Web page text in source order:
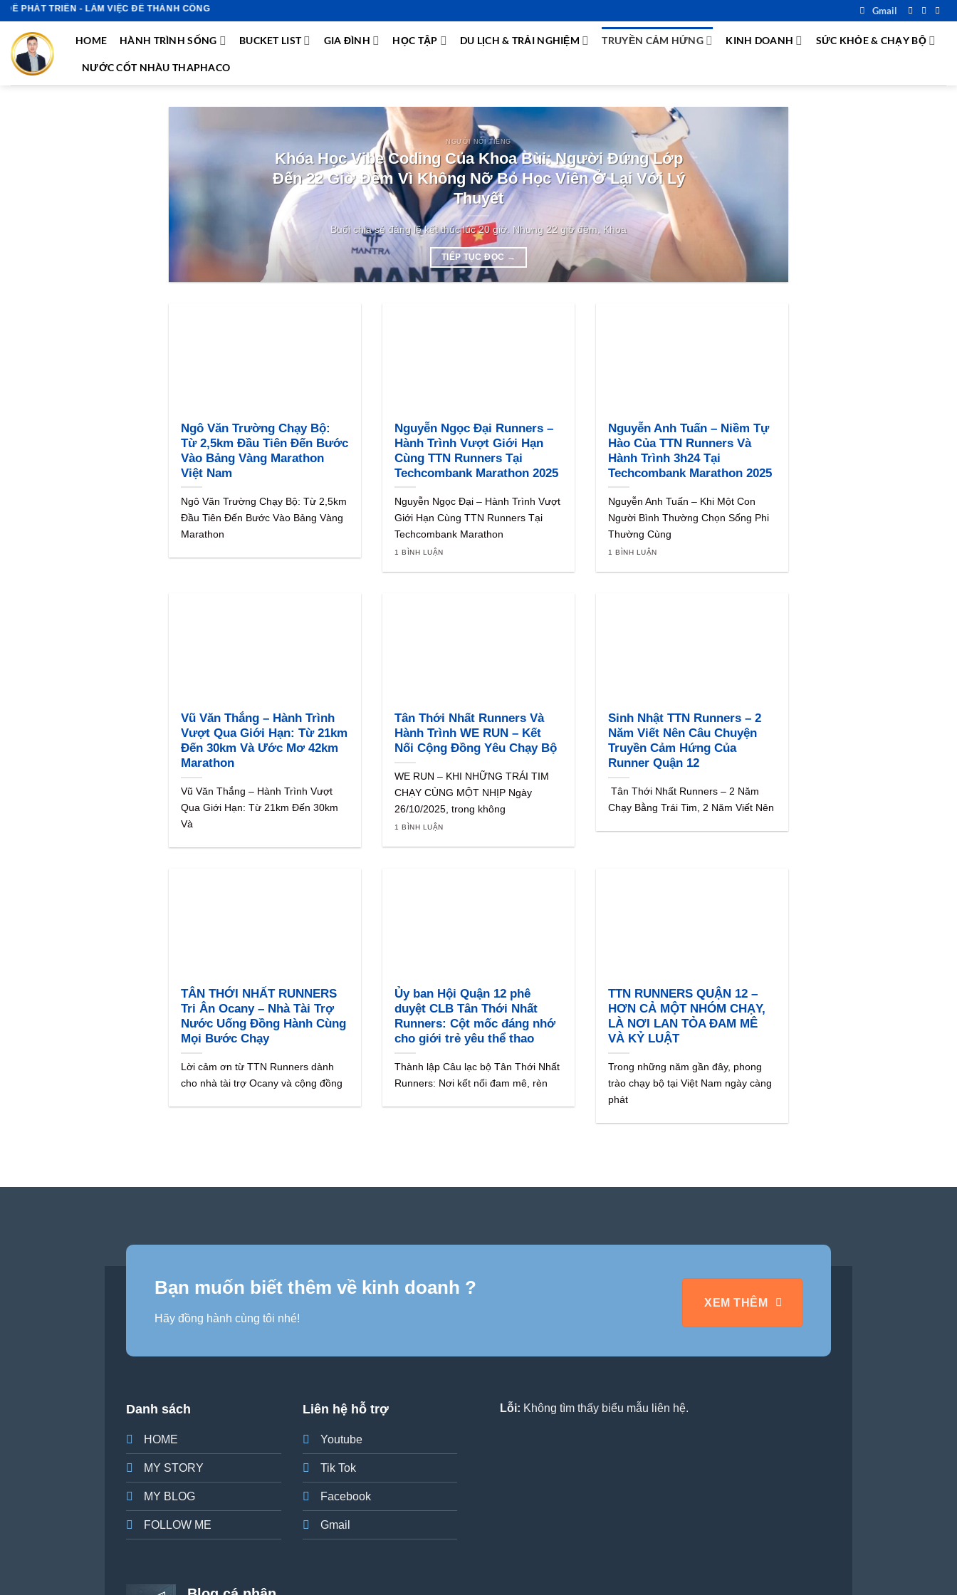
Bỏ
nội
dung
TRIỂN - LÀM VIỆC ĐỂ THÀNH CÔNG Gmail
HOME HÀNH TRÌNH SỐNG BUCKET LIST GIA ĐÌNH HỌC TẬP DU LỊCH & TRẢI NGHIỆM TRUYỀN CẢM HỨNG KINH DOANH SỨC KHỎE & CHẠY BỘ
NƯỚC CỐT NHÀU THAPHACO
NGƯỜI NỔI TIẾNG
Khóa Học Vibe Coding Của Khoa Bùi: Người Đứng Lớp
Đến 22 Giờ Đêm Vì Không Nỡ Bỏ Học Viên Ở Lại Với Lý
Thuyết
Buổi chia sẻ đáng lẽ kết thúc lúc 20 giờ. Nhưng 22 giờ đêm, Khoa
TIẾP TỤC ĐỌC →
Ngô Văn Trường Chạy Bộ:
Từ 2,5km Đầu Tiên Đến Bước
Vào Bảng Vàng Marathon
Việt Nam
Ngô Văn Trường Chạy Bộ: Từ 2,5km
Đầu Tiên Đến Bước Vào Bảng Vàng
Marathon
Nguyễn Ngọc Đại Runners –
Hành Trình Vượt Giới Hạn
Cùng TTN Runners Tại
Techcombank Marathon 2025
Nguyễn Ngọc Đại – Hành Trình Vượt
Giới Hạn Cùng TTN Runners Tại
Techcombank Marathon
1 BÌNH LUẬN
Nguyễn Anh Tuấn – Niềm Tự
Hào Của TTN Runners Và
Hành Trình 3h24 Tại
Techcombank Marathon 2025
Nguyễn Anh Tuấn – Khi Một Con
Người Bình Thường Chọn Sống Phi
Thường Cùng
1 BÌNH LUẬN
Vũ Văn Thắng – Hành Trình
Vượt Qua Giới Hạn: Từ 21km
Đến 30km Và Ước Mơ 42km
Marathon
Vũ Văn Thắng – Hành Trình Vượt
Qua Giới Hạn: Từ 21km Đến 30km
Và
Tân Thới Nhất Runners Và
Hành Trình WE RUN – Kết
Nối Cộng Đồng Yêu Chạy Bộ
WE RUN – KHI NHỮNG TRÁI TIM
CHẠY CÙNG MỘT NHỊP Ngày
26/10/2025, trong không
1 BÌNH LUẬN
Sinh Nhật TTN Runners – 2
Năm Viết Nên Câu Chuyện
Truyền Cảm Hứng Của
Runner Quận 12
Tân Thới Nhất Runners – 2 Năm
Chạy Bằng Trái Tim, 2 Năm Viết Nên
TÂN THỚI NHẤT RUNNERS
Tri Ân Ocany – Nhà Tài Trợ
Nước Uống Đồng Hành Cùng
Mọi Bước Chạy
Lời cảm ơn từ TTN Runners dành
cho nhà tài trợ Ocany và cộng đồng
Ủy ban Hội Quận 12 phê
duyệt CLB Tân Thới Nhất
Runners: Cột mốc đáng nhớ
cho giới trẻ yêu thể thao
Thành lập Câu lạc bộ Tân Thới Nhất
Runners: Nơi kết nối đam mê, rèn
TTN RUNNERS QUẬN 12 –
HƠN CẢ MỘT NHÓM CHẠY,
LÀ NƠI LAN TỎA ĐAM MÊ
VÀ KỶ LUẬT
Trong những năm gần đây, phong
trào chạy bộ tại Việt Nam ngày càng
phát
Bạn muốn biết thêm về kinh doanh ?
Hãy đồng hành cùng tôi nhé!
XEM THÊM
Danh sách
HOME
MY STORY
MY BLOG
FOLLOW ME
Liên hệ hỗ trợ
Youtube
Tik Tok
Facebook
Gmail
Lỗi: Không tìm thấy biểu mẫu liên hệ.